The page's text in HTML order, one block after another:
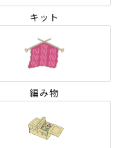
キット
編み物